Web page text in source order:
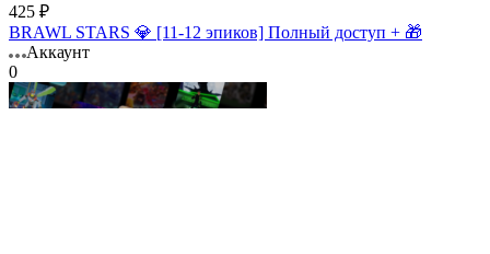
425 ₽
BRAWL STARS 💎 [11-12 эпиков] Полный доступ + 🎁
Аккаунт
0